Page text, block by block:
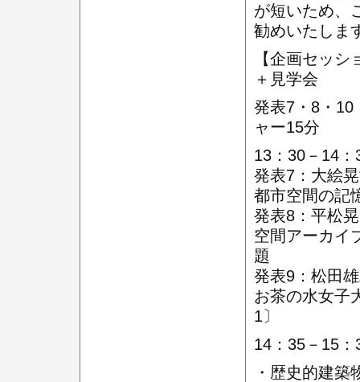
が短いため、
勧めいたしま
【企画セッ
＋見学会
発表7・8・10
ャー15分
13：30－14
発表7：大絵
都市空間の記
発表8：平松
空間アーカイ
題
発表9：松田
お茶の水女子
1〕
14：35－15
・歴史的建